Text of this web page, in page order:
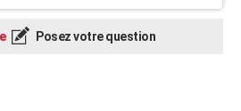
Posez votre question